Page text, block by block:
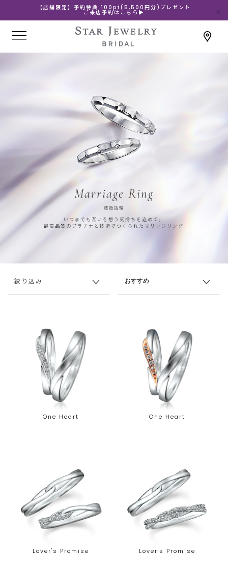
【店舗限定】予約特典 100pt(5,500円分)プレゼント
ご来店予約はこちら▶
Marriage Ring
結婚指輪
いつまでも互いを想う気持ちを込めて。
最高品質のプラチナと技術でつくられたマリッジリング
絞り込み
One Heart One Heart
Lover's Promise Lover's Promise